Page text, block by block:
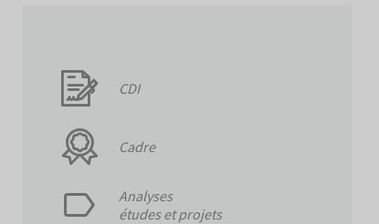
CDI
Cadre
Analyses
études et projets